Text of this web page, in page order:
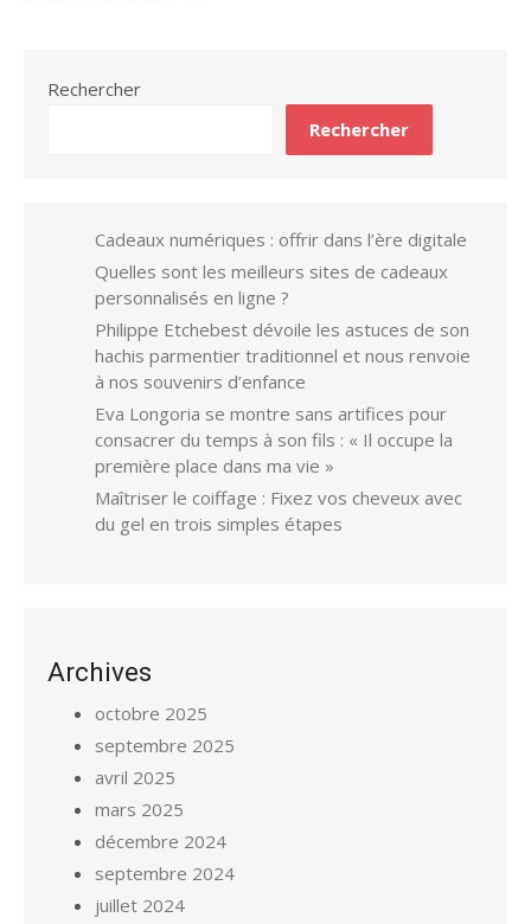
Rechercher
Rechercher
Cadeaux numériques : offrir dans l’ère digitale
Quelles sont les meilleurs sites de cadeaux
personnalisés en ligne ?
Philippe Etchebest dévoile les astuces de son
hachis parmentier traditionnel et nous renvoie
à nos souvenirs d’enfance
Eva Longoria se montre sans artifices pour
consacrer du temps à son fils : « Il occupe la
première place dans ma vie »
Maîtriser le coiffage : Fixez vos cheveux avec
du gel en trois simples étapes
Archives
octobre 2025
septembre 2025
avril 2025
mars 2025
décembre 2024
septembre 2024
juillet 2024